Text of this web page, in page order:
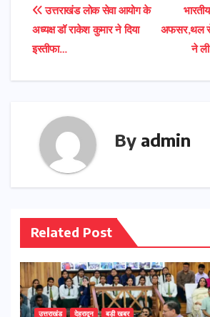
Post
navigation
अफसर,थल
ने
उत्तराखंड लोक सेवा आयोग के
अध्यक्ष डॉ राकेश कुमार ने दिया
इस्तीफा…
By admin
Related Post
उत्तराखंड देहरादून बड़ी खबर